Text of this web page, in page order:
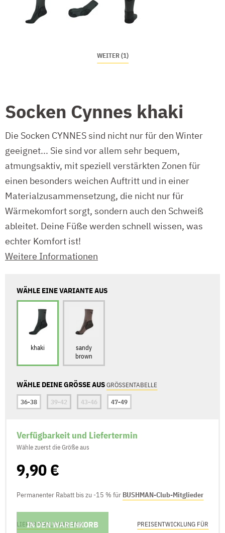
WEITER (1)
Socken Cynnes khaki
Die Socken CYNNES sind nicht nur für den Winter
geeignet... Sie sind vor allem sehr bequem,
atmungsaktiv, mit speziell verstärkten Zonen für
einen besonders weichen Auftritt und in einer
Materialzusammensetzung, die nicht nur für
Wärmekomfort sorgt, sondern auch den Schweiß
ableitet. Deine Füße werden schnell wissen, was
echter Komfort ist!
Weitere Informationen
WÄHLE EINE VARIANTE AUS
khaki
sandy
brown
WÄHLE DEINE GRÖSSE AUSGRÖSSENTABELLE
36-38
39-42 43-46 47-49
Verfügbarkeit und Liefertermin
Wähle zuerst die Größe aus
9,90 €
Permanenter Rabatt bis zu -15 % für BUSHMAN-Club-Mitglieder
IN DEN WARENKORB
LIEFERMÖGLICHKEITEN PREISENTWICKLUNG FÜR